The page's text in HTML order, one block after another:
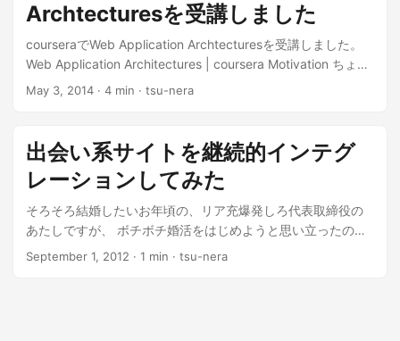
Archtecturesを受講しました
courseraでWeb Application Archtecturesを受講しました。
Web Application Architectures | coursera Motivation ちょう
ど仕事でもRubyを使い始めたときだった。 Rubyのキラ...
May 3, 2014 · 4 min · tsu-nera
出会い系サイトを継続的インテグ
レーションしてみた
そろそろ結婚したいお年頃の、リア充爆発しろ代表取締役の
あたしですが、 ボチボチ婚活をはじめようと思い立ったのだ
った。 アイデア シャイな草食系なの...
September 1, 2012 · 1 min · tsu-nera